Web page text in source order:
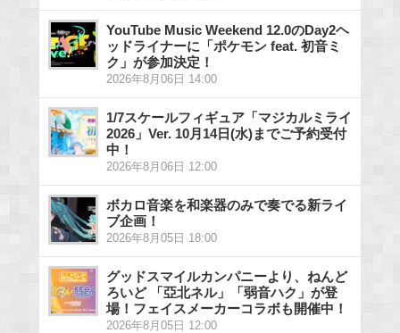
YouTube Music Weekend 12.0のDay2ヘ
ッドライナーに「ポケモン feat. 初音ミ
ク」が参加決定！
2026年8月06日 14:00
1/7スケールフィギュア「マジカルミライ
2026」Ver. 10月14日(水)までご予約受付
中！
2026年8月06日 12:00
ボカロ音楽を和楽器のみで奏でる新ライ
ブ企画！
2026年8月05日 18:00
グッドスマイルカンパニーより、ねんど
ろいど 「亞北ネル」「弱音ハク」が登
場！フェイスメーカーコラボも開催中！
2026年8月05日 12:00